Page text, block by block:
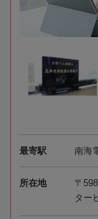
最寄駅 南海
所在地
〒
ター